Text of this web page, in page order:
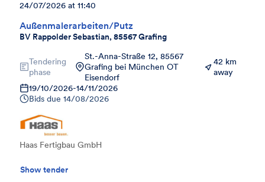
Außenmalerarbeiten/Putz
BV Rappolder Sebastian, 85567 Grafing
24/07/2026 at 11:40
Tendering
phase
St.-Anna-Straße 12, 85567
Grafing bei München OT
Eisendorf
42 km
away
19/10/2026-14/11/2026
Bids due 14/08/2026
Haas Fertigbau GmbH
Show tender